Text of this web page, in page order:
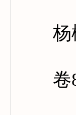
杨柳
卷